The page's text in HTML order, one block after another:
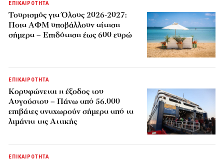
ΕΠΙΚΑΙΡΟΤΗΤΑ
Τουρισμός για Όλους 2026-2027:
Ποια ΑΦΜ υποβάλλουν αίτηση
σήμερα – Επιδότηση έως 600 ευρώ
ΕΠΙΚΑΙΡΟΤΗΤΑ
Κορυφώνεται η έξοδος του
Αυγούστου – Πάνω από 56.000
επιβάτες αναχωρούν σήμερα από τα
λιμάνια της Αττικής
ΕΠΙΚΑΙΡΟΤΗΤΑ